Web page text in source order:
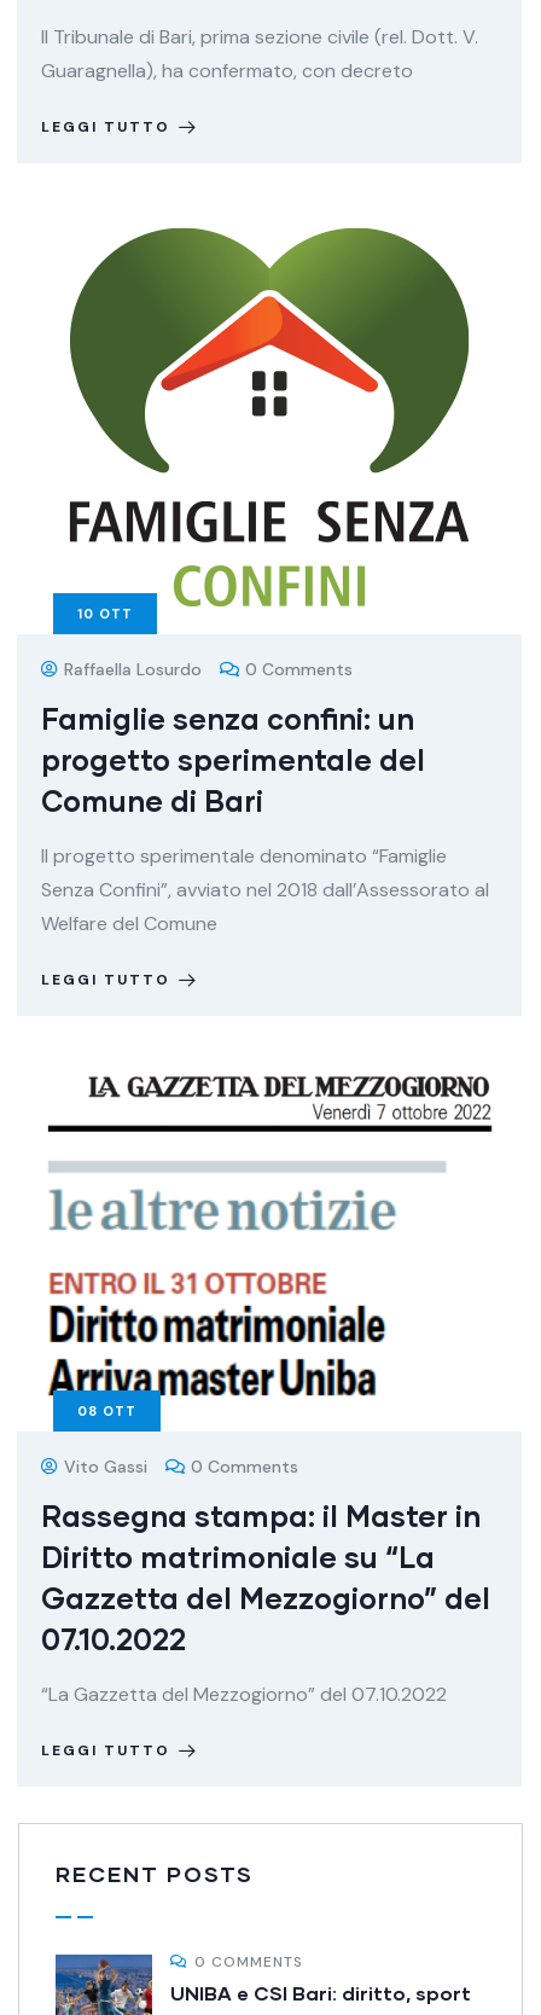
Il Tribunale di Bari, prima sezione civile (rel. Dott. V.
Guaragnella), ha confermato, con decreto
LEGGI TUTTO
10 OTT
Raffaella Losurdo 0 Comments
Famiglie senza confini: un
progetto sperimentale del
Comune di Bari
Il progetto sperimentale denominato “Famiglie
Senza Confini”, avviato nel 2018 dall’Assessorato al
Welfare del Comune
LEGGI TUTTO
08 OTT
Vito Gassi 0 Comments
Rassegna stampa: il Master in
Diritto matrimoniale su “La
Gazzetta del Mezzogiorno” del
07.10.2022
“La Gazzetta del Mezzogiorno” del 07.10.2022
LEGGI TUTTO
RECENT POSTS
0 COMMENTS
UNIBA e CSI Bari: diritto, sport